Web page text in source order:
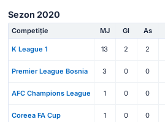
Sezon 2020
Competiție MJ Gl As
K League 1 13 2 2
Premier League Bosnia 3 0 0
AFC Champions League 1 0 0
Coreea FA Cup 1 0 0